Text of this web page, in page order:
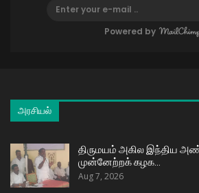
Powered by
அரசியல்
திருமயம் அகில இந்திய
முன்னேற்றக் கழக…
Aug 7, 2026